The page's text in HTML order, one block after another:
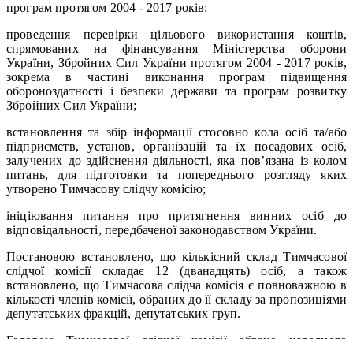
програм протягом 2004 - 2017 років;
проведення перевірки цільового використання коштів,
спрямованих на фінансування Міністерства оборони
України, Збройних Сил України протягом 2004 - 2017 років,
зокрема в частині виконання програм підвищення
обороноздатності і безпеки держави та програм розвитку
Збройних Сил України;
встановлення та збір інформації стосовно кола осіб та/або
підприємств, установ, організацій та їх посадових осіб,
залучених до здійснення діяльності, яка пов’язана із колом
питань, для підготовки та попереднього розгляду яких
утворено Тимчасову слідчу комісію;
ініціювання питання про притягнення винних осіб до
відповідальності, передбаченої законодавством України.
Постановою встановлено, що кількісний склад Тимчасової
слідчої комісії складає 12 (дванадцять) осіб, а також
встановлено, що Тимчасова слідча комісія є повноважною в
кількості членів комісії, обраних до її складу за пропозиціями
депутатських фракцій, депутатських груп.